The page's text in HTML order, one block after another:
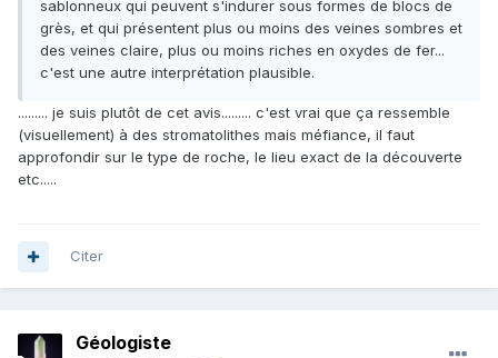
sablonneux qui peuvent s'indurer sous formes de blocs de
grès, et qui présentent plus ou moins des veines sombres et
des veines claire, plus ou moins riches en oxydes de fer...
c'est une autre interprétation plausible.
......... je suis plutôt de cet avis......... c'est vrai que ça ressemble
(visuellement) à des stromatolithes mais méfiance, il faut
approfondir sur le type de roche, le lieu exact de la découverte
etc.....
Citer
Géologiste